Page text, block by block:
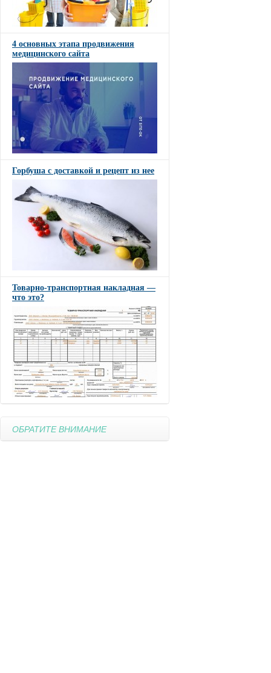
4 основных этапа продвижения
медицинского сайта
Горбуша с доставкой и рецепт из нее
Товарно-транспортная накладная —
что это?
ОБРАТИТЕ ВНИМАНИЕ